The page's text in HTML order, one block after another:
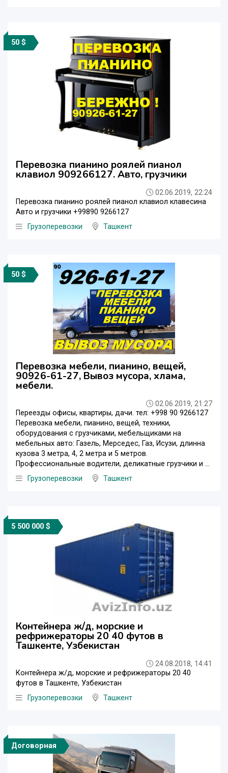
50 $
Перевозка пианино роялей пианол
клавиол 909266127. Авто, грузчики
02.06.2019, 22:24
Перевозка пианино роялей пианол клавиол клавесина
Авто и грузчики +99890 9266127
Грузоперевозки
Ташкент
50 $
Перевозка мебели, пианино, вещей,
90926-61-27, Вывоз мусора, хлама,
мебели.
02.06.2019, 21:27
Переезды офисы, квартиры, дачи. тел: +998 90 9266127
Перевозка мебели, пианино, вещей, техники,
оборудования с грузчиками, мебельщиками на
мебельных авто: Газель, Мерседес, Газ, Исузи, длинна
кузова 3 метра, 4, 2 метра и 5 метров.
Профессиональные водители, деликатные грузчики и ...
Грузоперевозки
Ташкент
5 500 000 $
Контейнера ж/д, морские и
рефрижераторы 20 40 футов в
Ташкенте, Узбекистан
24.08.2018, 14:41
Контейнера ж/д, морские и рефрижераторы 20 40
футов в Ташкенте, Узбекистан
Грузоперевозки
Ташкент
Договорная